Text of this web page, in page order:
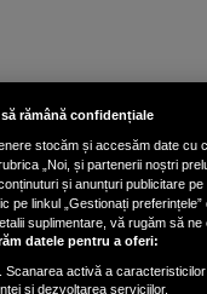
rămână confidențiale
stocăm și accesăm date cu
„Noi, și partenerii noștri
și anunțuri publicitare
pe linkul „Gestionați
suplimentare, vă rugăm să
datele pentru a oferi:
activă a
și dezvoltarea serviciilor.